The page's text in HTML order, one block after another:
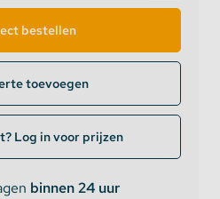
bestellen
toevoegen
Log in voor prijzen
binnen 24 uur